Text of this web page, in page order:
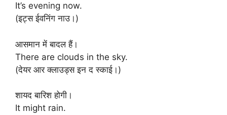
It’s evening now.
(इट्स ईवनिंग नाउ।)
आसमान में बादल हैं।
There are clouds in the sky.
(देयर आर क्लाउड्स इन द स्काई।)
शायद बारिश होगी।
It might rain.